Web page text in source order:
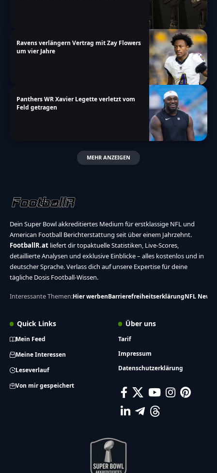
Ravens verlängern Vertrag mit Zay Flowers
um vier Jahre
Panthers WR Xavier Legette verletzt vom
Feld getragen
MEHR ANZEIGEN
Dein Super Bowl akkreditiertes Medium für erstklassige NFL und
American Football Berichterstattung seit über einem Jahrzehnt.
FootballR.at liefert dir topaktuelle Statistiken, Live-Scores,
detaillierte Analysen und exklusive Einblicke – alles kostenlos und in
deutscher Sprache. Verlass dich auf unsere Expertise für deine
tägliche Dosis Football-Wissen.
Interessante Themen:Hier werbenBarrierefreiheitserklärungNFL News
Quick Links
Mein Feed
Meine Interessen
Leseverlauf
Von mir gespeichert
Über uns
Tarif
Impressum
Datenschutzerklärung